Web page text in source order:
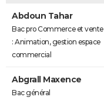
Abdoun Tahar
Bac pro Commerce et vente
: Animation, gestion espace
commercial
Abgrall Maxence
Bac général